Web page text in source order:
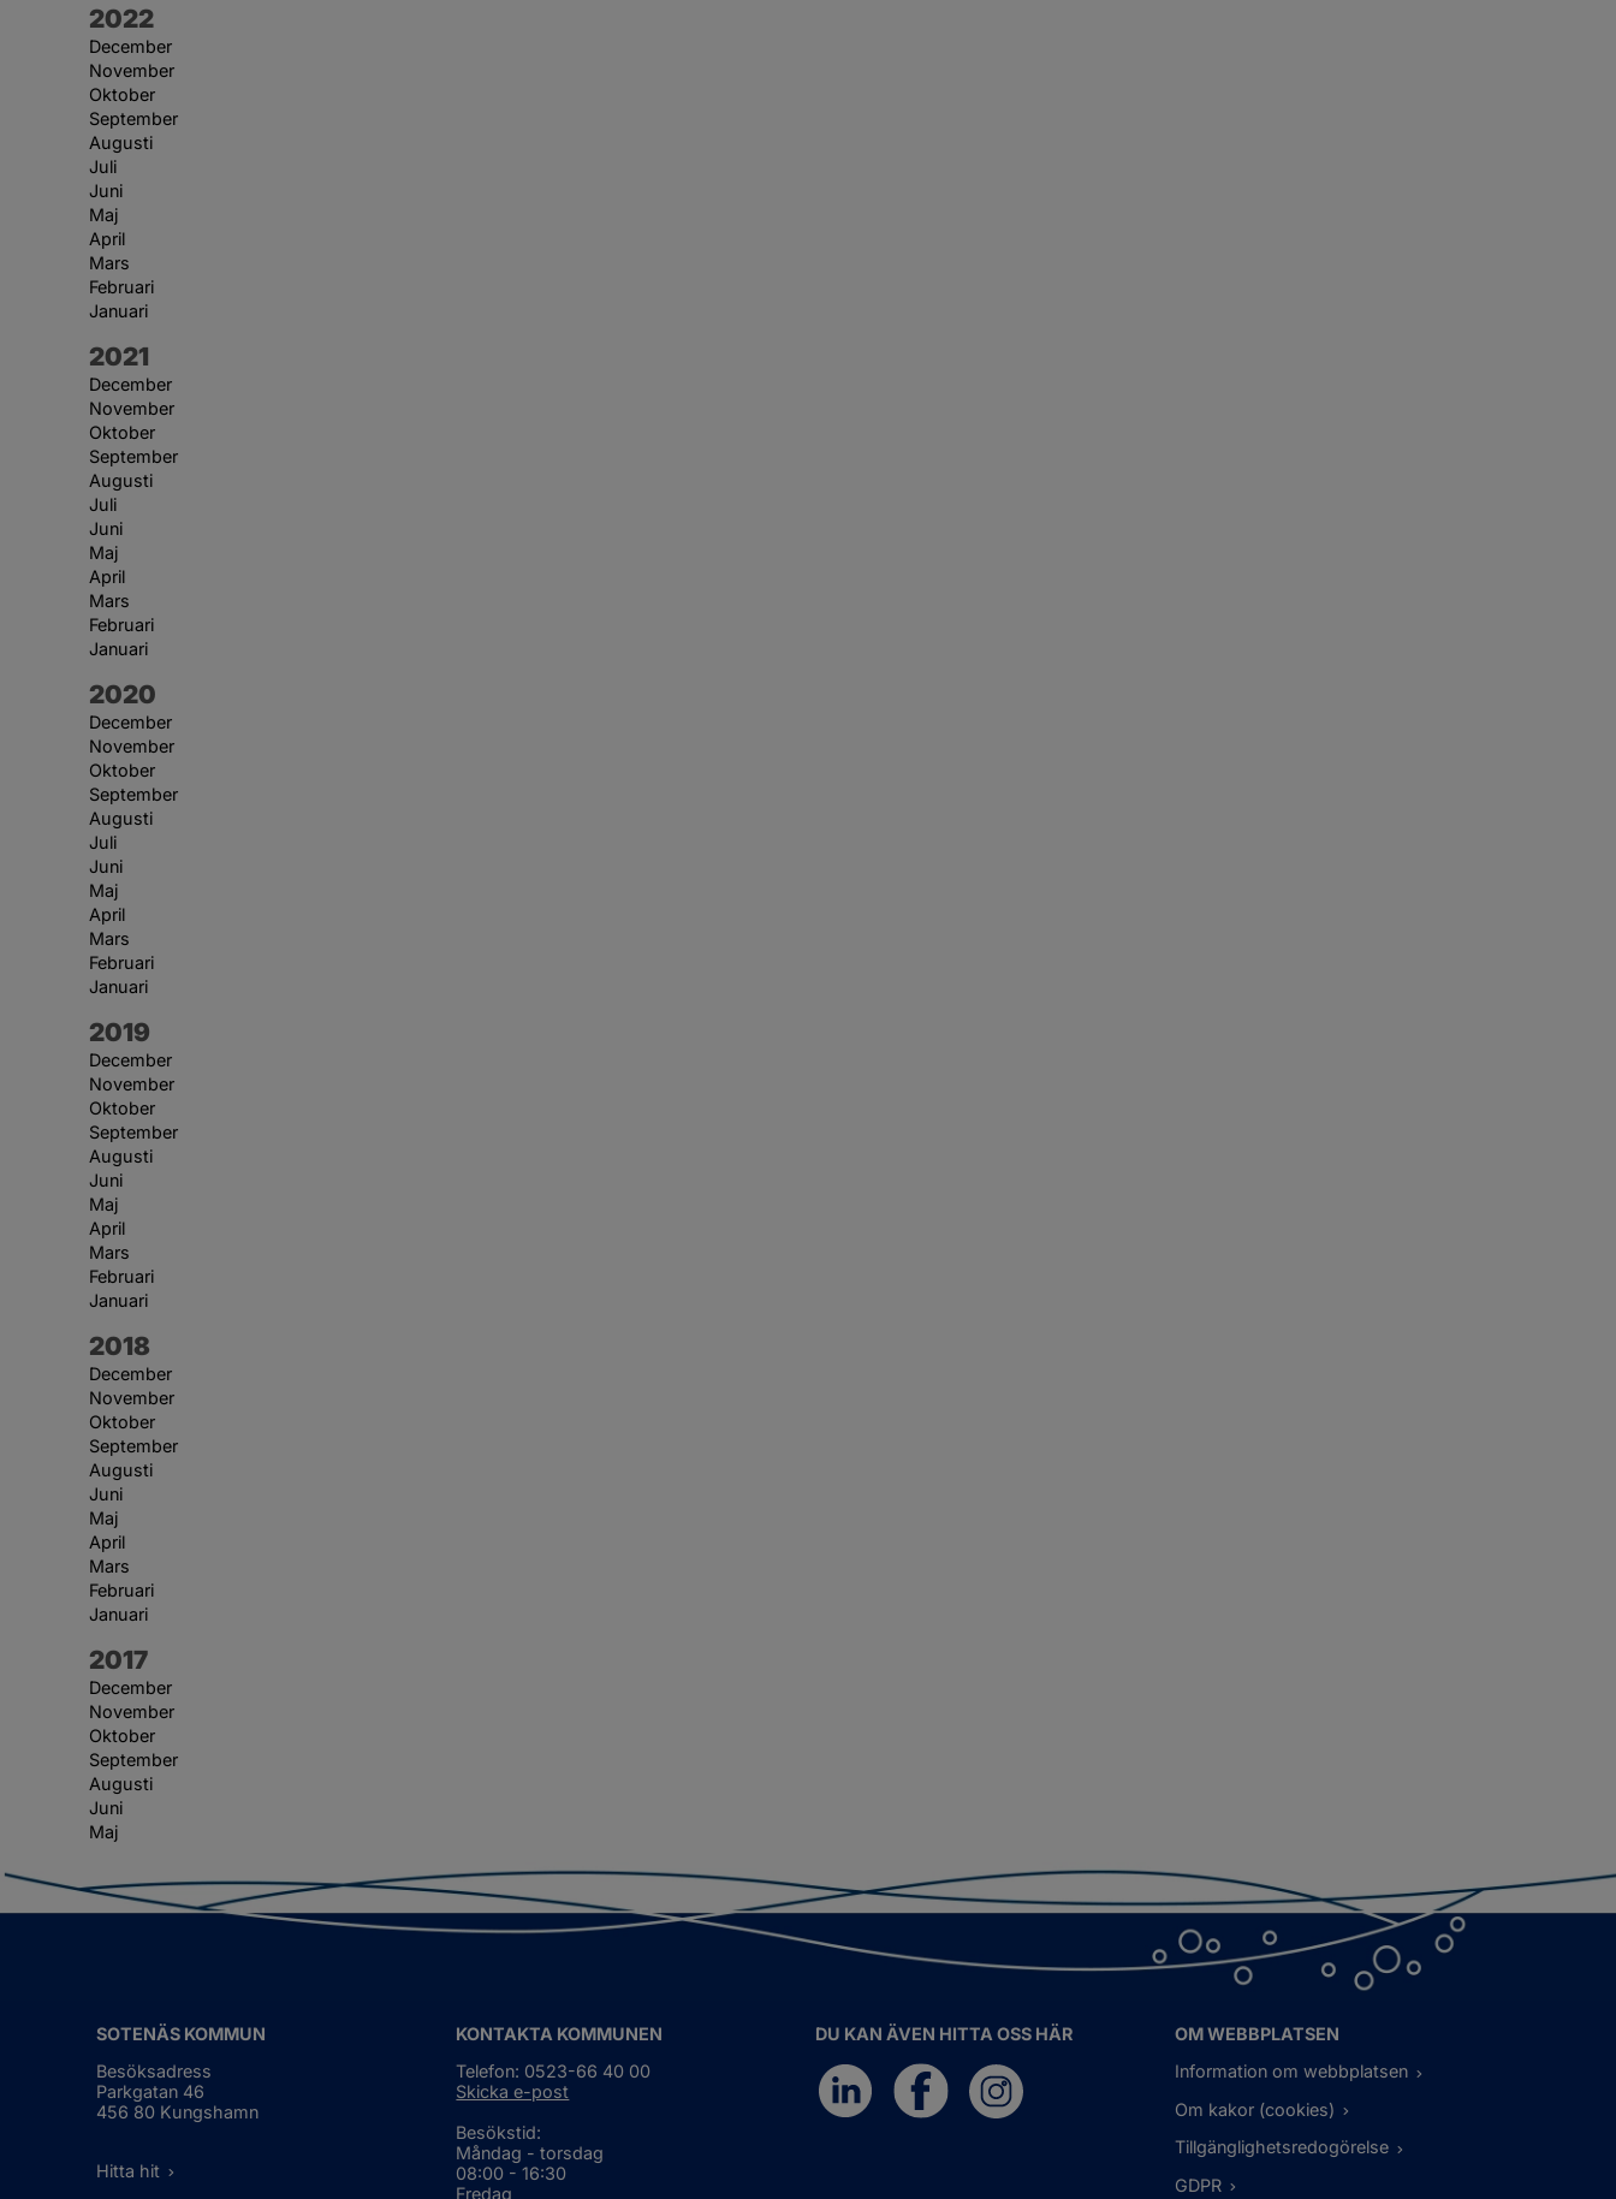
År:
2022
December
November
Oktober
September
Augusti
Juli
Juni
Maj
April
Mars
Februari
Januari
År:
2021
December
November
Oktober
September
Augusti
Juli
Juni
Maj
April
Mars
Februari
Januari
År:
2020
December
November
Oktober
September
Augusti
Juli
Juni
Maj
April
Mars
Februari
Januari
År:
2019
December
November
Oktober
September
Augusti
Juni
Maj
April
Mars
Februari
Januari
År:
2018
December
November
Oktober
September
Augusti
Juni
Maj
April
Mars
Februari
Januari
År:
2017
December
November
Oktober
September
Augusti
Juni
Maj
SOTENÄS KOMMUN
Besöksadress
Parkgatan 46
456 80 Kungshamn
Hitta hit
KONTAKTA KOMMUNEN
Telefon: 0523-66 40 00
Skicka e-post
Besökstid:
Måndag - torsdag
08:00 - 16:30
Fredag
DU KAN ÄVEN HITTA OSS HÄR
OM WEBBPLATSEN
Information om webbplatsen
Om kakor (cookies)
Tillgänglighetsredogörelse
GDPR